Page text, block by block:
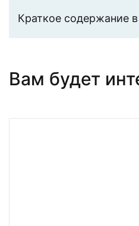
Краткое содержание
Вам будет